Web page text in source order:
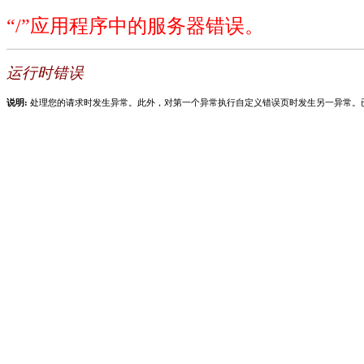
“/”应用程序中的服务器错误。
运行时错误
说明: 处理您的请求时发生异常。此外，对第一个异常执行自定义错误页时发生另一异常。